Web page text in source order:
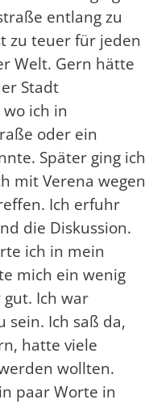
entlang zu
zu teuer für jeden
Welt. Gern hätte
Stadt
ich in
oder ein
Später ging ich
mit Verena wegen
Ich erfuhr
die Diskussion.
ich in mein
mich ein wenig
Ich war
sein. Ich saß da,
hatte viele
wollten.
paar Worte in